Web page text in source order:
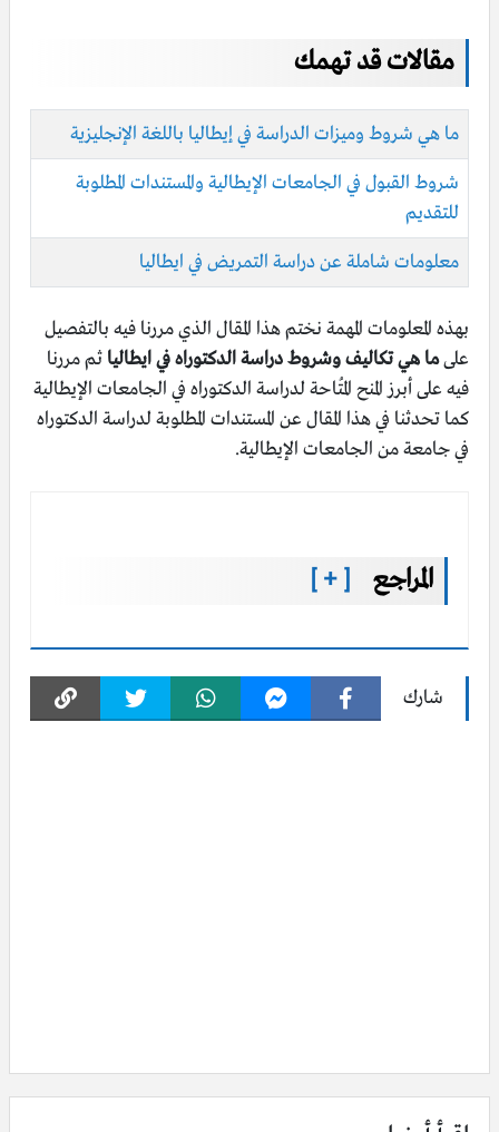
مقالات قد تهمك
ما هي شروط وميزات الدراسة في إيطاليا باللغة الإنجليزية
شروط القبول في الجامعات الإيطالية والمستندات المطلوبة
للتقديم
معلومات شاملة عن دراسة التمريض في ايطاليا
بهذه المعلومات المهمة نختم هذا المقال الذي مررنا فيه بالتفصيل
علىما هي تكاليف وشروط دراسة الدكتوراه في ايطاليا ثم مررنا
فيه على أبرز المنح المُتاحة لدراسة الدكتوراه في الجامعات الإيطالية
كما تحدثنا في هذا المقال عن المستندات المطلوبة لدراسة الدكتوراه
في جامعة من الجامعات الإيطالية.
المراجع [ + ]
شارك